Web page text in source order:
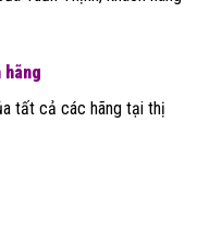
hãng
tất cả các hãng tại thị